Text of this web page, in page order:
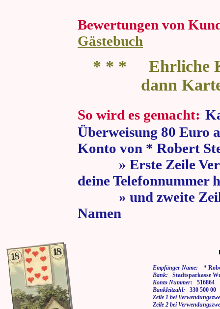
Bewertungen von
Gästebuch
* * * Ehrliche
dann
So wird es gemacht:
Überweisung 80 Euro
Konto von * Robert
» Erste Zeile
deine Telefonnummer
» und zweite Zeile
Namen
Empfänger Name: *
Bank: Stadtsparkasse
Konto Nummer: 516864
Bankleitzahl: 330 500 00
Zeile 1 bei
Zeile 2 bei